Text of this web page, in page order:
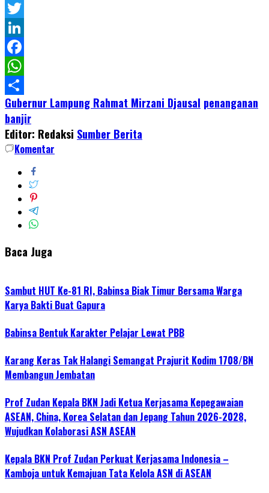
Pinterest
Twitter
LinkedIn
Facebook
WhatsApp
Share
Gubernur Lampung Rahmat Mirzani Djausal penanganan
banjir
Editor: Redaksi Sumber Berita
Komentar
Baca Juga
Sambut HUT Ke-81 RI, Babinsa Biak Timur Bersama Warga
Karya Bakti Buat Gapura
Babinsa Bentuk Karakter Pelajar Lewat PBB
Karang Keras Tak Halangi Semangat Prajurit Kodim 1708/BN
Membangun Jembatan
Prof Zudan Kepala BKN Jadi Ketua Kerjasama Kepegawaian
ASEAN, China, Korea Selatan dan Jepang Tahun 2026-2028,
Wujudkan Kolaborasi ASN ASEAN
Kepala BKN Prof Zudan Perkuat Kerjasama Indonesia –
Kamboja untuk Kemajuan Tata Kelola ASN di ASEAN